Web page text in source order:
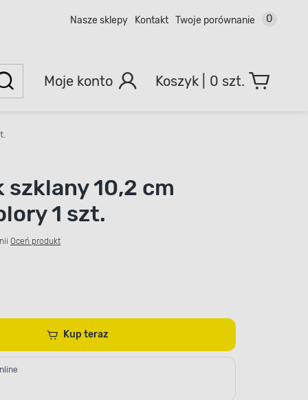
Nasze sklepy Kontakt Twoje porównanie 0
Moje konto 0 szt.
szklany 10,2 cm
1 szt.
Oceń produkt
Kup teraz